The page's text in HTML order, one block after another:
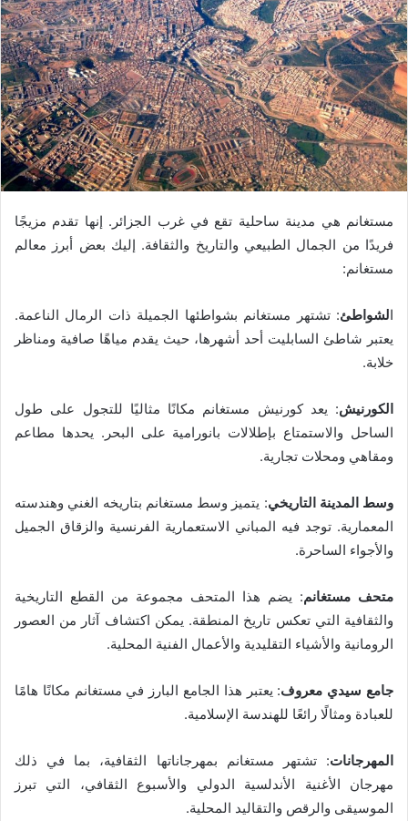
مستغانم هي مدينة ساحلية تقع في غرب الجزائر. إنها تقدم مزيجًا
فريدًا من الجمال الطبيعي والتاريخ والثقافة. إليك بعض أبرز معالم
مستغانم:
الشواطئ: تشتهر مستغانم بشواطئها الجميلة ذات الرمال الناعمة.
يعتبر شاطئ السابليت أحد أشهرها، حيث يقدم مياهًا صافية ومناظر
خلابة.
الكورنيش: يعد كورنيش مستغانم مكانًا مثاليًا للتجول على طول
الساحل والاستمتاع بإطلالات بانورامية على البحر. يحدها مطاعم
ومقاهي ومحلات تجارية.
وسط المدينة التاريخي: يتميز وسط مستغانم بتاريخه الغني وهندسته
المعمارية. توجد فيه المباني الاستعمارية الفرنسية والزقاق الجميل
والأجواء الساحرة.
متحف مستغانم: يضم هذا المتحف مجموعة من القطع التاريخية
والثقافية التي تعكس تاريخ المنطقة. يمكن اكتشاف آثار من العصور
الرومانية والأشياء التقليدية والأعمال الفنية المحلية.
جامع سيدي معروف: يعتبر هذا الجامع البارز في مستغانم مكانًا هامًا
للعبادة ومثالًا رائعًا للهندسة الإسلامية.
المهرجانات: تشتهر مستغانم بمهرجاناتها الثقافية، بما في ذلك
مهرجان الأغنية الأندلسية الدولي والأسبوع الثقافي، التي تبرز
الموسيقى والرقص والتقاليد المحلية.